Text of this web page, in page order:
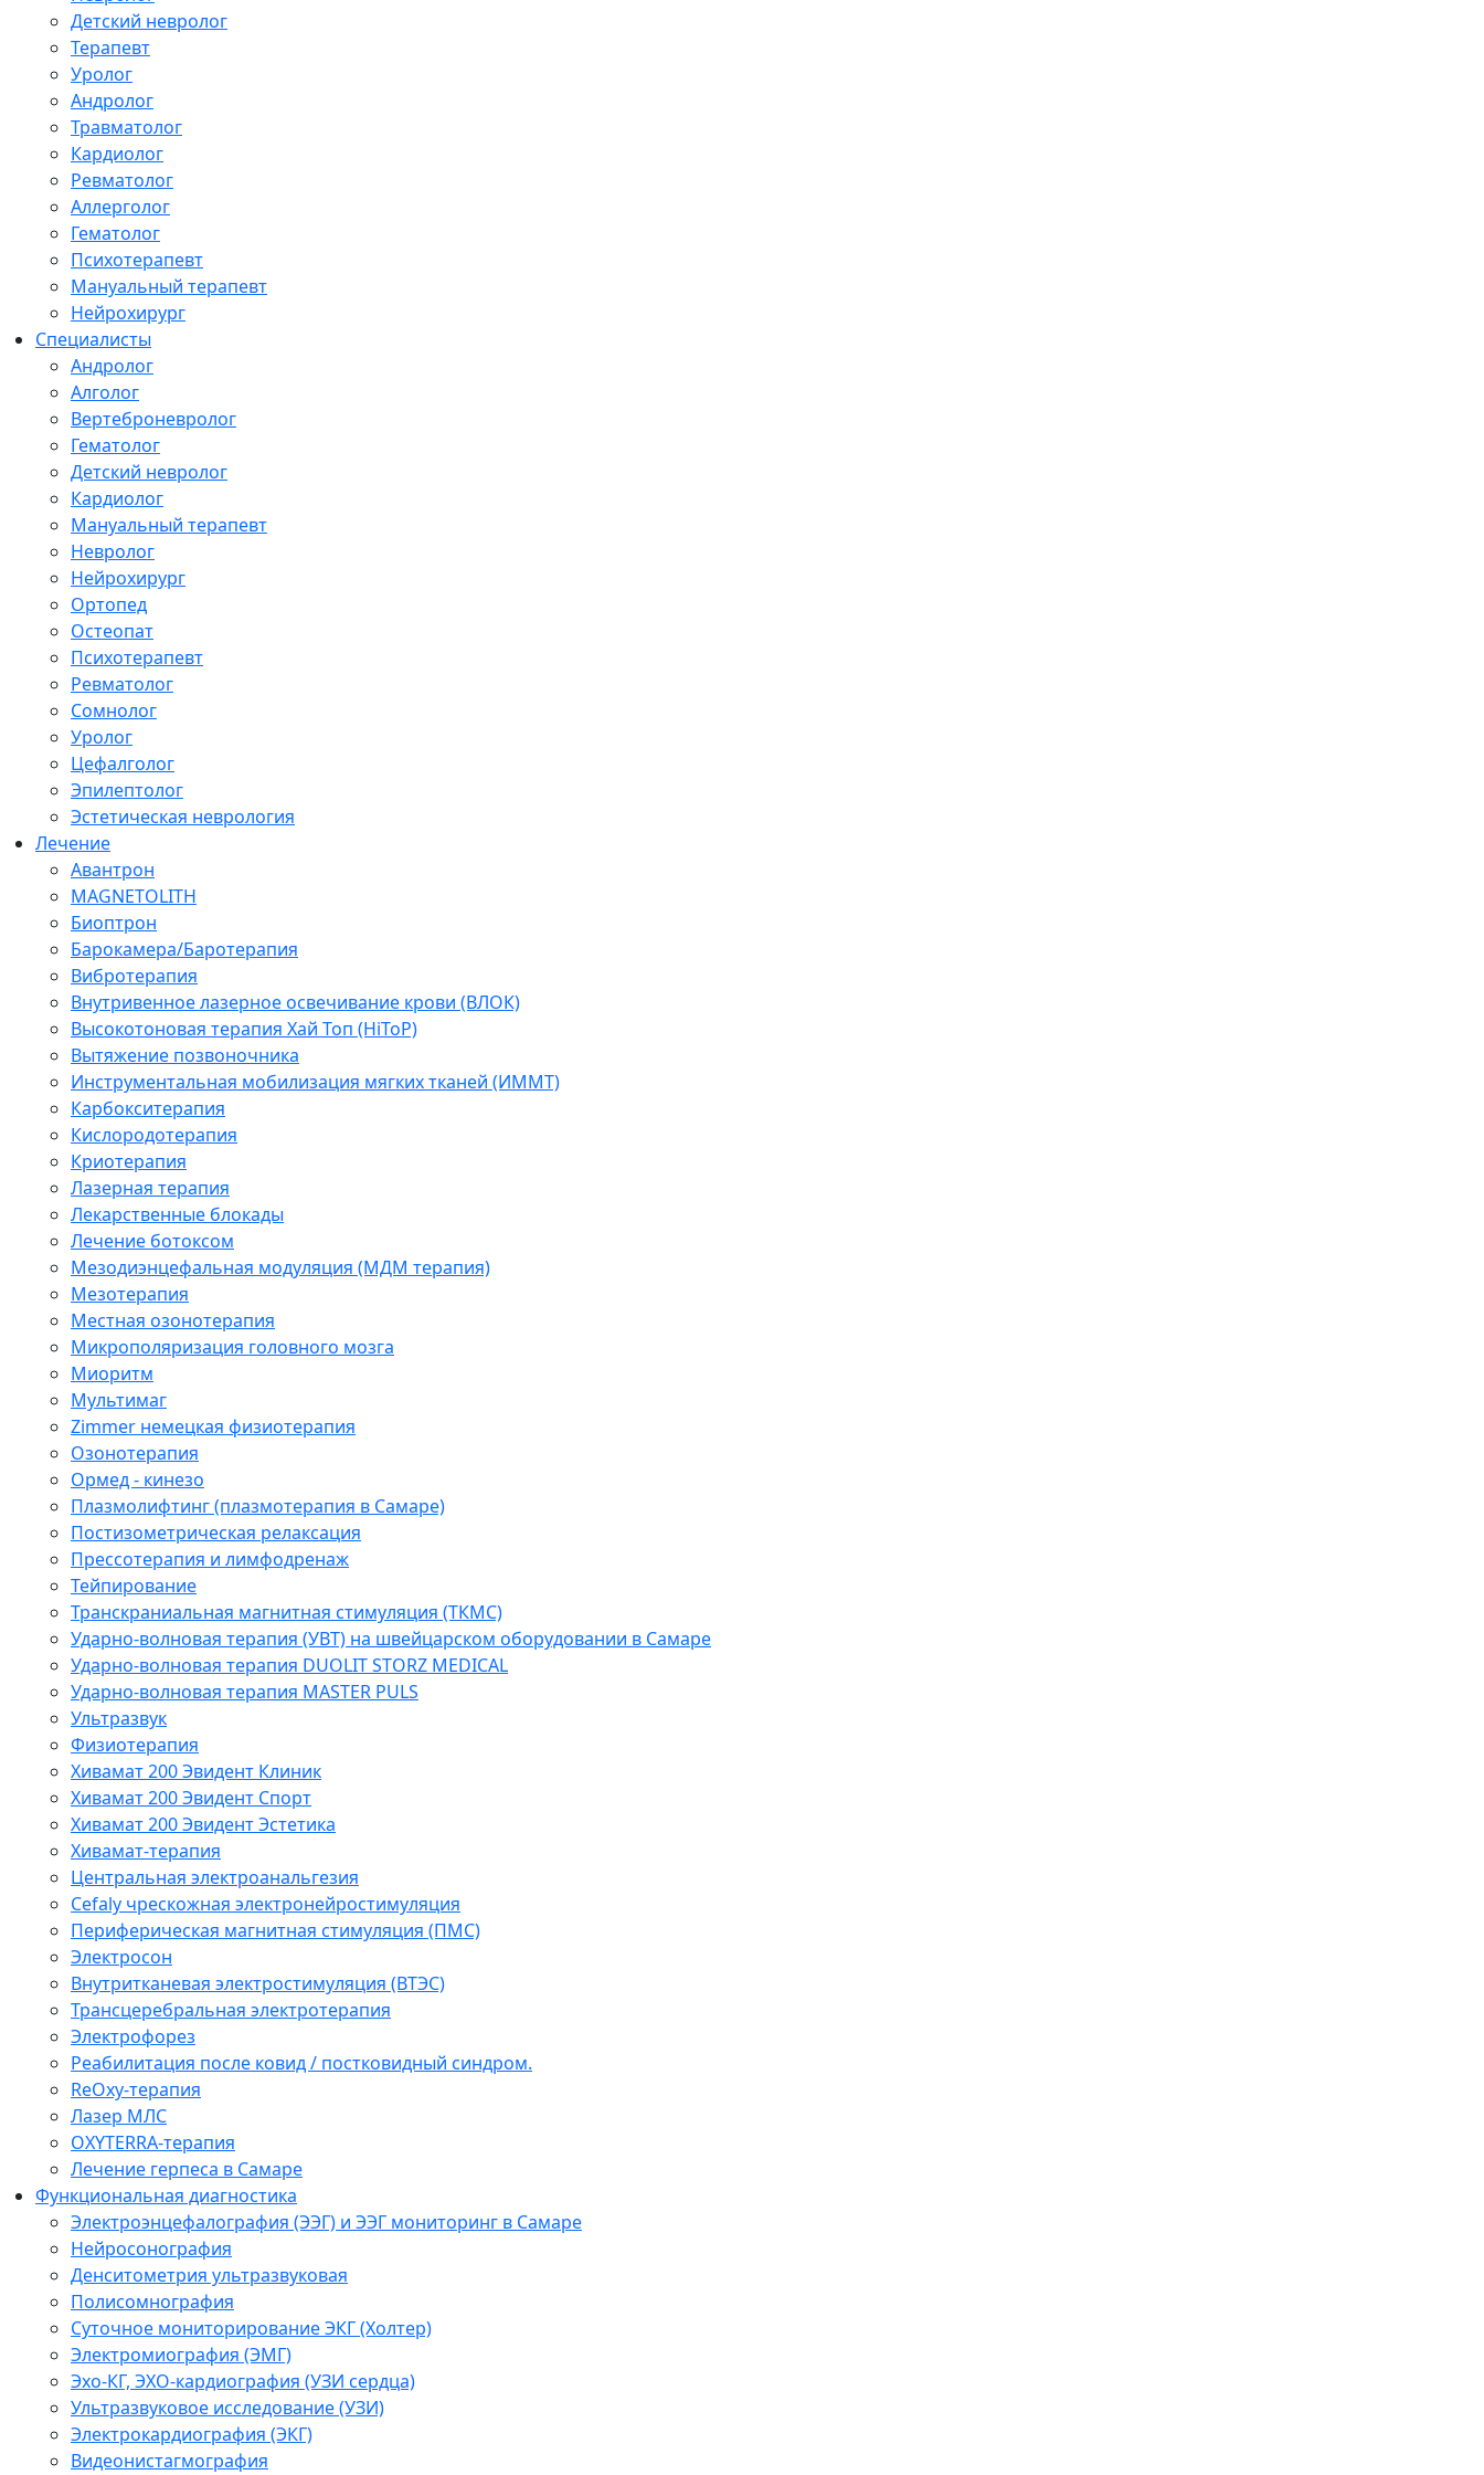
Детский невролог
Терапевт
Уролог
Андролог
Травматолог
Кардиолог
Ревматолог
Аллерголог
Гематолог
Психотерапевт
Мануальный терапевт
Нейрохирург
Специалисты
Андролог
Алголог
Вертеброневролог
Гематолог
Детский невролог
Кардиолог
Мануальный терапевт
Невролог
Нейрохирург
Ортопед
Остеопат
Психотерапевт
Ревматолог
Сомнолог
Уролог
Цефалголог
Эпилептолог
Эстетическая неврология
Лечение
Авантрон
MAGNETOLITH
Биоптрон
Барокамера/Баротерапия
Вибротерапия
Внутривенное лазерное освечивание крови (ВЛОК)
Высокотоновая терапия Хай Топ (HiToP)
Вытяжение позвоночника
Инструментальная мобилизация мягких тканей (ИММТ)
Карбокситерапия
Кислородотерапия
Криотерапия
Лазерная терапия
Лекарственные блокады
Лечение ботоксом
Мезодиэнцефальная модуляция (МДМ терапия)
Мезотерапия
Местная озонотерапия
Микрополяризация головного мозга
Миоритм
Мультимаг
Zimmer немецкая физиотерапия
Озонотерапия
Ормед - кинезо
Плазмолифтинг (плазмотерапия в Самаре)
Постизометрическая релаксация
Прессотерапия и лимфодренаж
Тейпирование
Транскраниальная магнитная стимуляция (ТКМС)
Ударно-волновая терапия (УВТ) на швейцарском оборудовании в Самаре
Ударно-волновая терапия DUOLIT STORZ MEDICAL
Ударно-волновая терапия MASTER PULS
Ультразвук
Физиотерапия
Хивамат 200 Эвидент Клиник
Хивамат 200 Эвидент Спорт
Хивамат 200 Эвидент Эстетика
Хивамат-терапия
Центральная электроанальгезия
Cefaly чреcкожная электронейростимуляция
Периферическая магнитная стимуляция (ПМС)
Электросон
Внутритканевая электростимуляция (ВТЭС)
Трансцеребральная электротерапия
Электрофорез
Реабилитация после ковид / постковидный синдром.
ReOxy-терапия
Лазер МЛС
OXYTERRA-терапия
Лечение герпеса в Самаре
Функциональная диагностика
Электроэнцефалография (ЭЭГ) и ЭЭГ мониторинг в Самаре
Нейросонография
Денситометрия ультразвуковая
Полисомнография
Суточное мониторирование ЭКГ (Холтер)
Электромиография (ЭМГ)
Эхо-КГ, ЭХО-кардиография (УЗИ сердца)
Ультразвуковое исследование (УЗИ)
Электрокардиография (ЭКГ)
Видеонистагмография